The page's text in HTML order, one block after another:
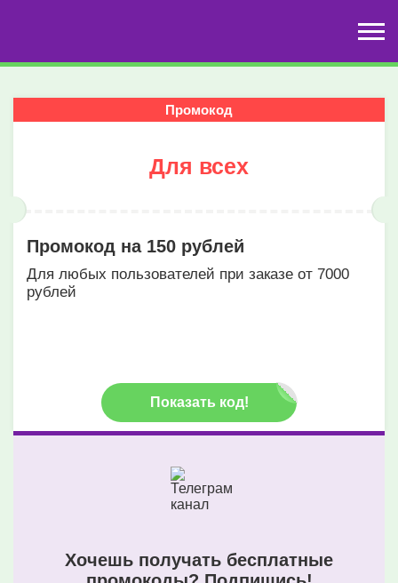
Промокод
Для всех
Промокод на 150 рублей
Для любых пользователей при заказе от 7000
рублей
Показать код!
Хочешь получать бесплатные